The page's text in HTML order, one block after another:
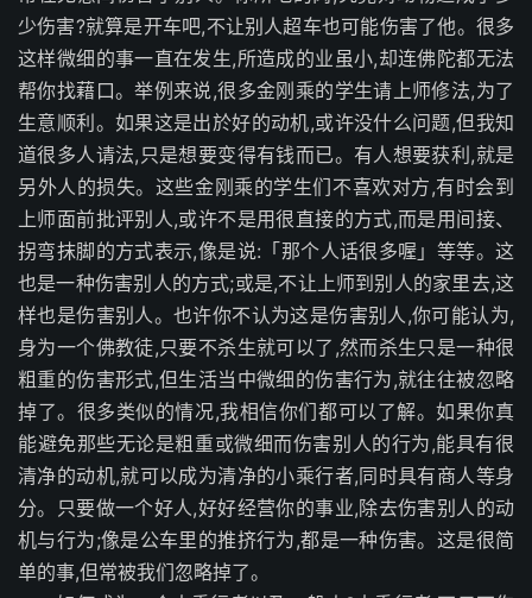
少伤害?就算是开车吧,不让别人超车也可能伤害了他。很多
这样微细的事一直在发生,所造成的业虽小,却连佛陀都无法
帮你找藉口。举例来说,很多金刚乘的学生请上师修法,为了
生意顺利。如果这是出於好的动机,或许没什么问题,但我知
道很多人请法,只是想要变得有钱而已。有人想要获利,就是
另外人的损失。这些金刚乘的学生们不喜欢对方,有时会到
上师面前批评别人,或许不是用很直接的方式,而是用间接、
拐弯抹脚的方式表示,像是说:「那个人话很多喔」等等。这
也是一种伤害别人的方式;或是,不让上师到别人的家里去,这
样也是伤害别人。也许你不认为这是伤害别人,你可能认为,
身为一个佛教徒,只要不杀生就可以了,然而杀生只是一种很
粗重的伤害形式,但生活当中微细的伤害行为,就往往被忽略
掉了。很多类似的情况,我相信你们都可以了解。如果你真
能避免那些无论是粗重或微细而伤害别人的行为,能具有很
清净的动机,就可以成为清净的小乘行者,同时具有商人等身
分。只要做一个好人,好好经营你的事业,除去伤害别人的动
机与行为;像是公车里的推挤行为,都是一种伤害。这是很简
单的事,但常被我们忽略掉了。